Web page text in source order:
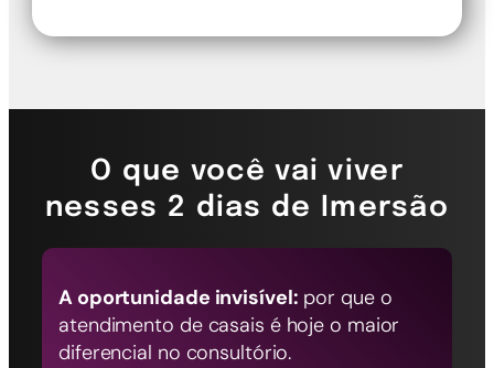
O que você vai viver
nesses 2 dias de Imersão
A oportunidade invisível: por que o
atendimento de casais é hoje o maior
diferencial no consultório.